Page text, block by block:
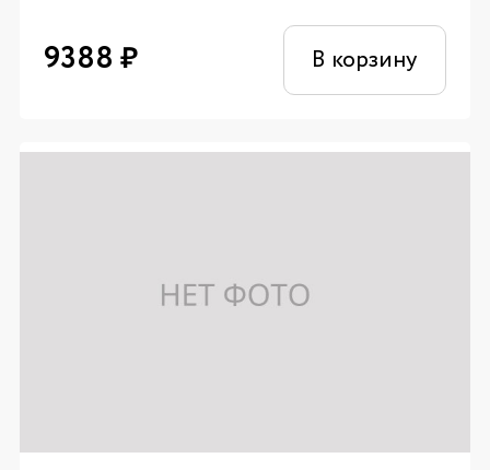
9388 ₽ В корзину